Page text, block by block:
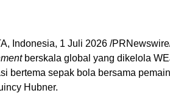
Indonesia, 1 Juli 2026 /
berskala global yang dikelola
bertema sepak bola bersama
Hubner.